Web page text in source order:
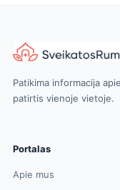
Patikima informacija
patirtis vienoje vietoje.
Portalas
Apie mus